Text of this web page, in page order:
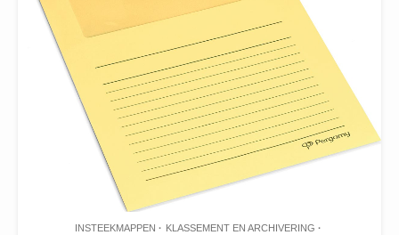
INSTEEKMAPPEN
KLASSEMENT EN ARCHIVERING